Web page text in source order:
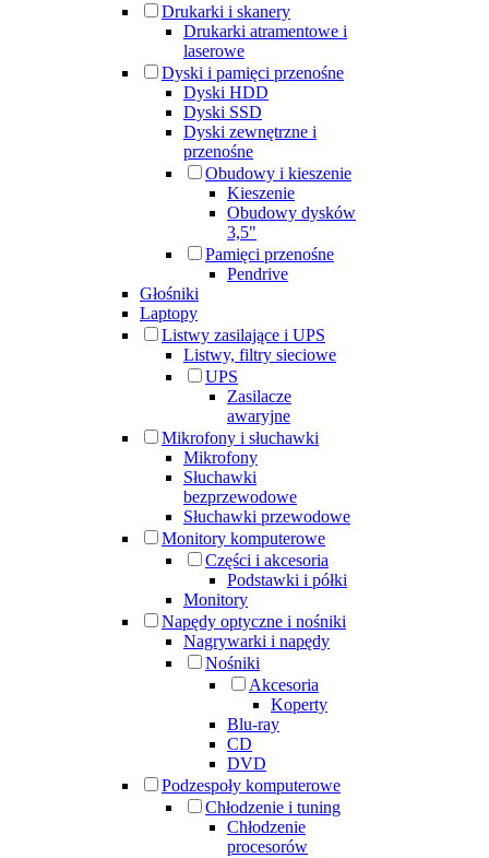
Drukarki i skanery
Drukarki atramentowe i
laserowe
Dyski i pamięci przenośne
Dyski HDD
Dyski SSD
Dyski zewnętrzne i
przenośne
Obudowy i kieszenie
Kieszenie
Obudowy dysków
3,5"
Pamięci przenośne
Pendrive
Głośniki
Laptopy
Listwy zasilające i UPS
Listwy, filtry sieciowe
UPS
Zasilacze
awaryjne
Mikrofony i słuchawki
Mikrofony
Słuchawki
bezprzewodowe
Słuchawki przewodowe
Monitory komputerowe
Części i akcesoria
Podstawki i półki
Monitory
Napędy optyczne i nośniki
Nagrywarki i napędy
Nośniki
Akcesoria
Koperty
Blu-ray
CD
DVD
Podzespoły komputerowe
Chłodzenie i tuning
Chłodzenie
procesorów